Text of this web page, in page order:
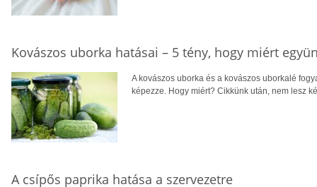
Kovászos uborka hatásai – 5 tény, hogy miért
A kovászos uborka és a kovászos uborkalé
képezze. Hogy miért? Cikkünk után, nem lesz
A csípős paprika hatása a szervezetre